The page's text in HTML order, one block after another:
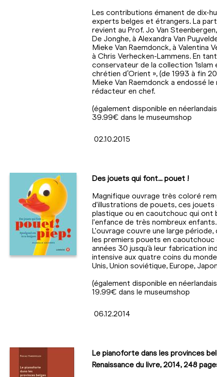
Les contributions émanent de dix-
experts belges et étrangers. La
revient au Prof. Jo Van
De Jonghe, à Alexandra Van
Mieke Van Raemdonck, à Valentina
à Chris Verhecken-Lammens. En
conservateur de la collection ‘Islam
chrétien d’Orient », (de 1993 à fin
Mieke Van Raemdonck a endossé le
rédacteur en chef.
(également disponible en
39.99€ dans le museumshop
02.10.2015
Des jouets qui font... pouet !
Magnifique ouvrage très coloré
d'illustrations de pouets, ces jouets
plastique ou en caoutchouc qui ont
l'enfance de très nombreux enfants.
L'ouvrage couvre une large période,
les premiers pouets en caoutchouc
années 30 jusqu'à leur fabrication
intensive aux quatre coins du
Unis, Union soviétique, Europe,
(également disponible en
19.99€ dans le museumshop
06.12.2014
Le pianoforte dans les provinces
Renaissance du livre, 2014, 248